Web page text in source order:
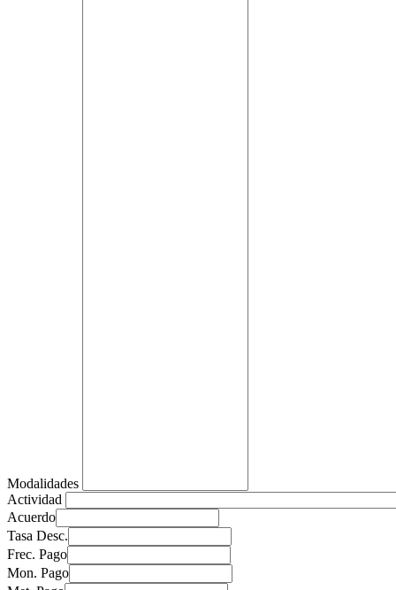
Modalidades
Actividad
Acuerdo
Tasa Desc.
Frec. Pago
Mon. Pago